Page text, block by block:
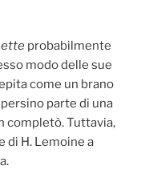
probabilmente
modo delle sue
come un brano
parte di una
completò. Tuttavia,
di H. Lemoine a